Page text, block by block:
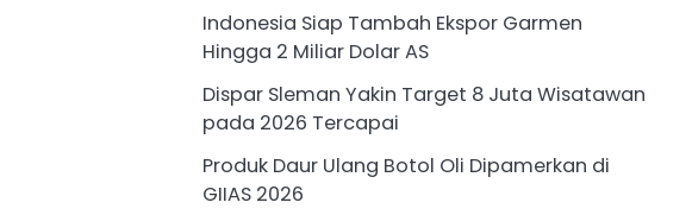
Indonesia Siap Tambah Ekspor Garmen
Hingga 2 Miliar Dolar AS
Dispar Sleman Yakin Target 8 Juta Wisatawan
pada 2026 Tercapai
Produk Daur Ulang Botol Oli Dipamerkan di
GIIAS 2026